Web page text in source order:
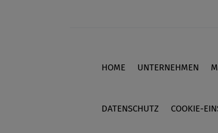
Footer
HOME UNTERNEHMEN
DATENSCHUTZ COOKIE-